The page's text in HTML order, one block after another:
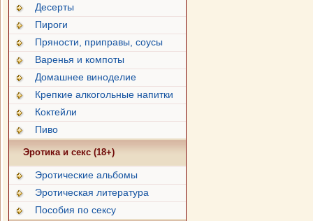
Десерты
Пироги
Пряности, приправы, соусы
Варенья и компоты
Домашнее виноделие
Крепкие алкогольные напитки
Коктейли
Пиво
Эротика и секс (18+)
Эротические альбомы
Эротическая литература
Пособия по сексу